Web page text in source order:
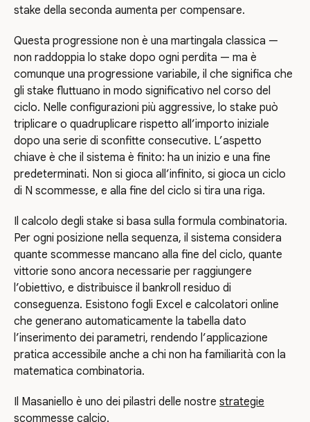
stake della seconda aumenta per compensare.
Questa progressione non è una martingala classica —
non raddoppia lo stake dopo ogni perdita — ma è
comunque una progressione variabile, il che significa che
gli stake fluttuano in modo significativo nel corso del
ciclo. Nelle configurazioni più aggressive, lo stake può
triplicare o quadruplicare rispetto all’importo iniziale
dopo una serie di sconfitte consecutive. L’aspetto
chiave è che il sistema è finito: ha un inizio e una fine
predeterminati. Non si gioca all’infinito, si gioca un ciclo
di N scommesse, e alla fine del ciclo si tira una riga.
Il calcolo degli stake si basa sulla formula combinatoria.
Per ogni posizione nella sequenza, il sistema considera
quante scommesse mancano alla fine del ciclo, quante
vittorie sono ancora necessarie per raggiungere
l’obiettivo, e distribuisce il bankroll residuo di
conseguenza. Esistono fogli Excel e calcolatori online
che generano automaticamente la tabella dato
l’inserimento dei parametri, rendendo l’applicazione
pratica accessibile anche a chi non ha familiarità con la
matematica combinatoria.
Il Masaniello è uno dei pilastri delle nostre strategie
scommesse calcio.